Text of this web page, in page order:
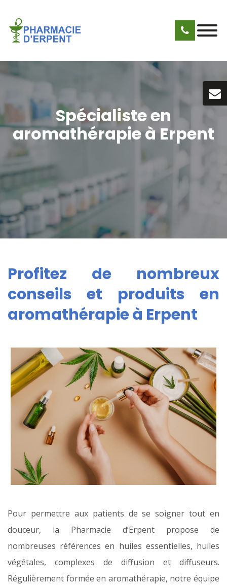
Spécialiste en
aromathérapie à Erpent
Profitez de nombreux
conseils et produits en
aromathérapie à Erpent
Pour permettre aux patients de se soigner tout en
douceur, la Pharmacie d’Erpent propose de
nombreuses références en huiles essentielles, huiles
végétales, complexes de diffusion et diffuseurs.
Régulièrement formée en aromathérapie, notre équipe